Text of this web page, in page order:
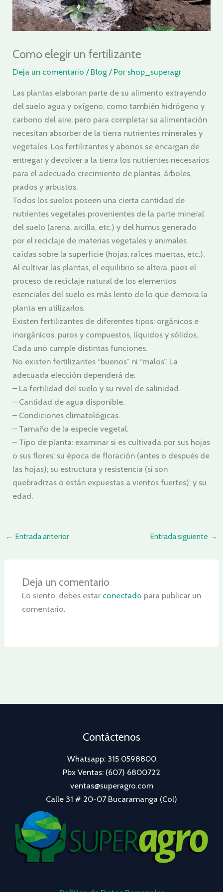
Como elegir un fertilizante
Deja un comentario / Blog / Por shop_superagr
Las plantas elaboran parte de su alimento extrayendo
del suelo agua y oxígeno, como también hidrógeno y
carbono del aire, pero para completar su alimentación
necesitan absorber de la tierra nutrientes minerales y
vegetales. Los fertilizantes y abonos se encargan de
entregar y devolver a la tierra los nutrientes necesarios
para el adecuado crecimiento de plantas, árboles,
prados y arbustos.
Todos los suelos poseen una cierta cantidad de
nutrientes vegetales provenientes de la parte mineral
del suelo (arena, arcilla, etc.) y del humus generado
por el reciclaje de materias vegetales y animales
caídas sobre la superficie (hojas, raíces muertas, etc.).
Al cultivar las plantas, el equilibrio se altera, pues el
proceso de reciclaje natural de los elementos
esenciales del suelo es más lento de lo que demora la
planta en utilizarlos.
Existen fertilizantes de diferentes tipos: orgánicos e
inorgánicos, puros y compuestos, líquidos y sólidos.
Cada uno cumple distintas funciones.
No existen fertilizantes “buenos” ni “malos”. La
adecuada elección dependerá de:
– La fertilidad del suelo y su nivel de salinidad.
– Cantidad de agua disponible.
– Condiciones climatológicas.
– Tamaño de la especie vegetal.
– Tipo de planta: examinar si es cultivada por sus hojas
o sus flores; su época de floración (antes o después de
las hojas); su estructura y resistencia (si son
quebradizas o están expuestas a vientos fuertes); y su
edad.
← Entrada anterior Entrada siguiente →
Deja un comentario
Lo siento, debes estar conectado para publicar un
comentario.
Contáctenos
Whatsapp: 315 0598800
Pbx Ventas: (607) 6800722
ventas@superagro.com
Calle 31 # 20-07 Bucaramanga (Col)